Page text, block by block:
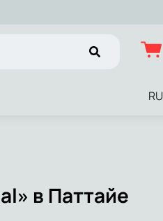
RU
в Паттайе